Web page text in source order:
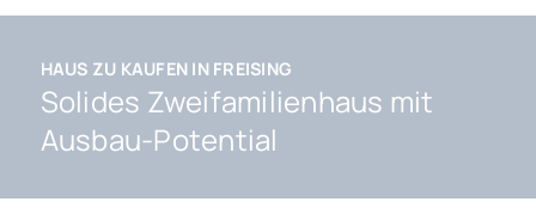
HAUS ZU KAUFEN IN FREISING
Solides Zweifamilienhaus mit
Ausbau-Potential